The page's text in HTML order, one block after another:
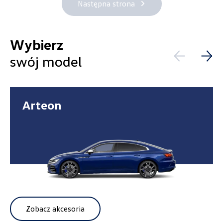
Następna strona
Wybierz
swój model
Arteon
Zobacz akcesoria
Alexas Car Servcie
czesci@vw.alexas.pl
Auto BZ
+48 422 144 586
czesci.brzezinska@zimny.com.pl